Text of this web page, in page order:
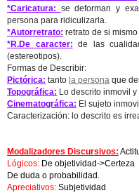
*Caricatura: se deforman y
persona para ridiculizarla.
*Autorretrato: retrato de si mismo
*R.De caracter: de las
(estereotipos).
Formas de Describir:
Pictórica: tanto la persona que
Topográfica: Lo descrito inmovil
Cinematográfica: El sujeto
Caracterización: lo descrito es
Modalizadores Discursivos:
Lógicos: De objetividad->Certeza
De duda o probabilidad.
Apreciativos: Subjetividad